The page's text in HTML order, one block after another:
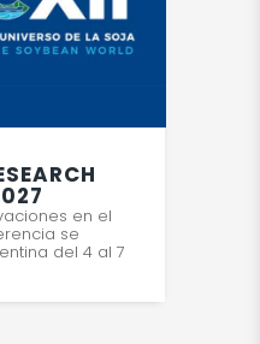
en el
se
del 4 al 7